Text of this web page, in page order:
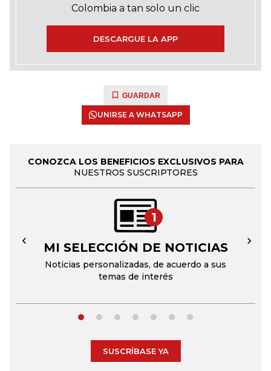
Colombia a tan solo un clic
DESCARGUE LA APP
GUARDAR
UNIRSE A WHATSAPP
CONOZCA LOS BENEFICIOS EXCLUSIVOS PARA
NUESTROS SUSCRIPTORES
1
MI SELECCIÓN DE NOTICIAS
Noticias personalizadas, de acuerdo a sus
temas de interés
← →
SUSCRÍBASE YA